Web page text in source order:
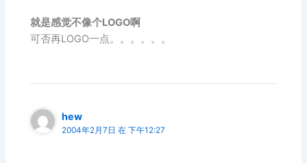
就是感觉不像个LOGO啊
可否再LOGO一点。。。。。。
hew
2004年2月7日 在 下午12:27